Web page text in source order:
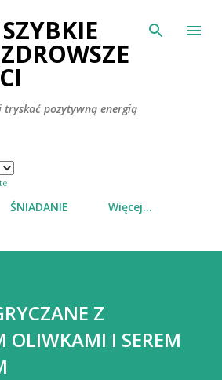
do głównej zawartości
pozytywną energią
ŚNIADANIE Więcej…
Z
OLIWKAMI I SEREM